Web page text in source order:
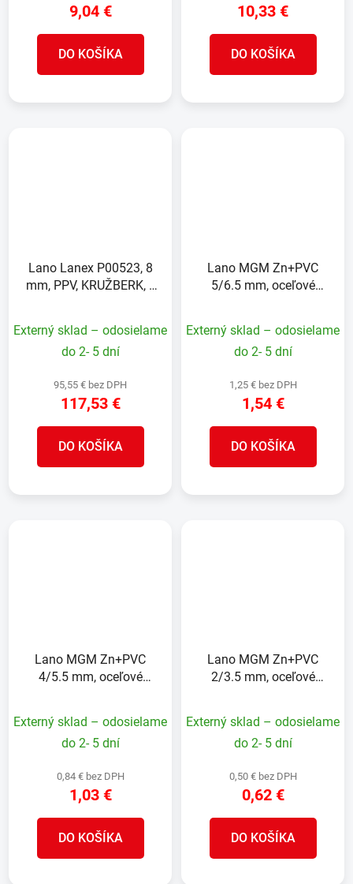
9,04 €
DO KOŠÍKA
10,33 €
DO KOŠÍKA
Lano Lanex P00523, 8
mm, PPV, KRUŽBERK, s
Externý sklad – odosielame
do 2- 5 dní
95,55 € bez DPH
117,53 €
DO KOŠÍKA
Lano MGM Zn+PVC
5/6.5 mm, oceľové
Externý sklad – odosielame
do 2- 5 dní
1,25 € bez DPH
1,54 €
DO KOŠÍKA
Lano MGM Zn+PVC
4/5.5 mm, oceľové
Externý sklad – odosielame
do 2- 5 dní
0,84 € bez DPH
1,03 €
DO KOŠÍKA
Lano MGM Zn+PVC
2/3.5 mm, oceľové
Externý sklad – odosielame
do 2- 5 dní
0,50 € bez DPH
0,62 €
DO KOŠÍKA